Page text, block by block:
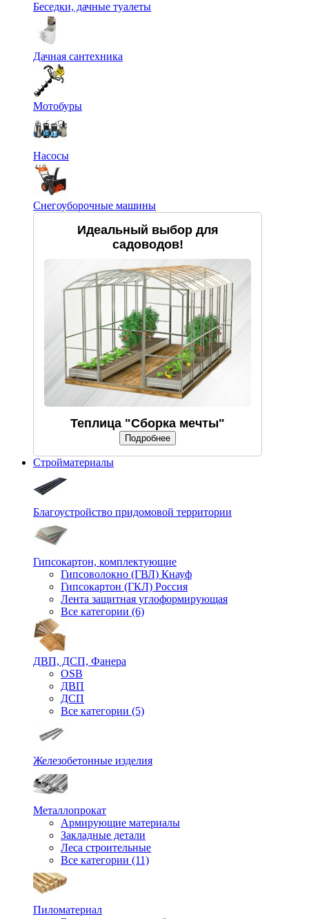
Беседки, дачные туалеты
Дачная сантехника
Мотобуры
Насосы
Снегоуборочные машины
Идеальный выбор для
садоводов!
Теплица "Сборка мечты"
Подробнее
Стройматериалы
Благоустройство придомовой территории
Гипсокартон, комплектующие
Гипсоволокно (ГВЛ) Кнауф
Гипсокартон (ГКЛ) Россия
Лента защитная углоформирующая
Все категории (6)
ДВП, ДСП, Фанера
OSB
ДВП
ДСП
Все категории (5)
Железобетонные изделия
Металлопрокат
Армирующие материалы
Закладные детали
Леса строительные
Все категории (11)
Пиломатериал